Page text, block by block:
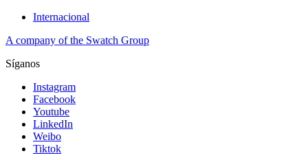
Internacional
A company of the Swatch Group
Síganos
Instagram
Facebook
Youtube
LinkedIn
Weibo
Tiktok